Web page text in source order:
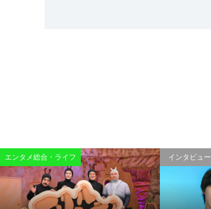
エンタメ総合・ライフ インタビュー